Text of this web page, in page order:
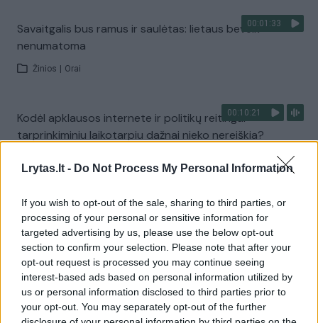
Lrytas.lt - Do Not Process My Personal Information
If you wish to opt-out of the sale, sharing to third parties, or
processing of your personal or sensitive information for
targeted advertising by us, please use the below opt-out
section to confirm your selection. Please note that after your
opt-out request is processed you may continue seeing
interest-based ads based on personal information utilized by
us or personal information disclosed to third parties prior to
your opt-out. You may separately opt-out of the further
00:01:33
Savaitgalis bus ramus ir saulėtas: lietaus beveik
nenumatoma
Žinios Orai
00:10:21
Kodėl apklausos internete ir politikų reitingai
tarprinkiminiu laikotarpiu dažnai nieko nereiškia?
Visi įrašai
Žiūrimiausi įrašai
00:00:30